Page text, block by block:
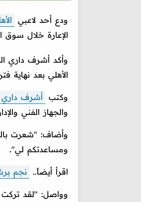
ودع أحد لاعبي
الإعارة خلال سوق
وأكد أشرف داري
الأهلي بعد نهاية
وكتب أشرف داري
والجهاز الفني
وأضاف: "شعرت
ومساعدتكم لي".
اقرأ أيضاً.. نجم
وواصل: "لقد تركت